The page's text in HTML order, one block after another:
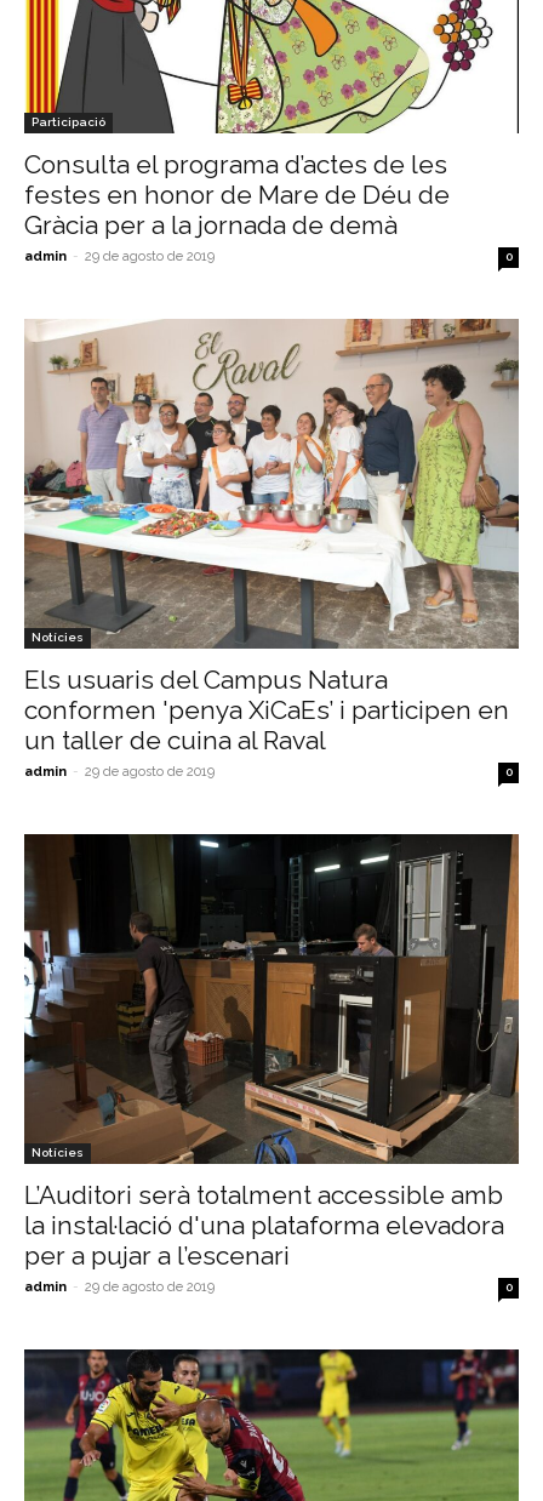
Participació
Consulta el programa d’actes de les
festes en honor de Mare de Déu de
Gràcia per a la jornada de demà
admin - 29 de agosto de 2019 0
Notícies
Els usuaris del Campus Natura
conformen 'penya XiCaEs’ i participen en
un taller de cuina al Raval
admin - 29 de agosto de 2019 0
Notícies
L’Auditori serà totalment accessible amb
la instal·lació d'una plataforma elevadora
per a pujar a l’escenari
admin - 29 de agosto de 2019 0